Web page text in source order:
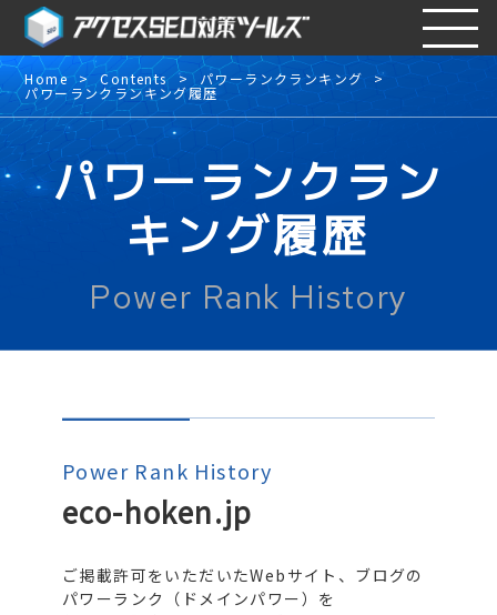
Home Contents パワーランクランキング
パワーランクランキング履歴
パワーランクラン
キング履歴
Power Rank History
Power Rank History
eco-hoken.jp
ご掲載許可をいただいたWebサイト、ブログの
パワーランク（ドメインパワー）を